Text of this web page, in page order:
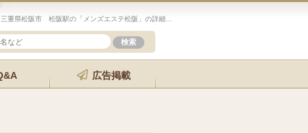
広告掲載